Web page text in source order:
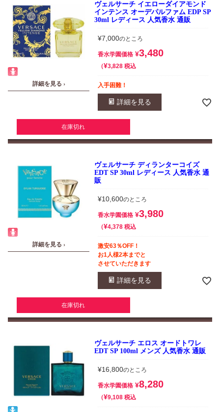
詳細を見る ›
ヴェルサーチ イエローダイアモンド
インテンス オーデパルファム EDP SP
30ml レディース 人気香水 通販
¥7,000のところ
香水学園価格 ¥3,480
¥3,828 税込
入手困難！
詳細を見る
在庫切れ
詳細を見る ›
ヴェルサーチ ディランターコイズ
EDT SP 30ml レディース 人気香水 通
販
¥10,600のところ
香水学園価格 ¥3,980
¥4,378 税込
激安63％OFF！
お1人様2本までと
させていただきます
詳細を見る
在庫切れ
ヴェルサーチ エロス オードトワレ
EDT SP 100ml メンズ 人気香水 通販
¥16,800のところ
香水学園価格 ¥8,280
¥9,108 税込